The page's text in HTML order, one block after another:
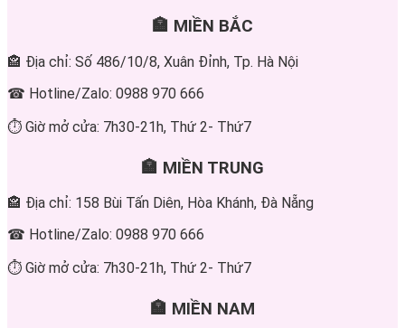
🏣 MIỀN BẮC
🏤 Địa chỉ: Số 486/10/8, Xuân Đỉnh, Tp. Hà Nội
☎ Hotline/Zalo: 0988 970 666
⏱ Giờ mở cửa: 7h30-21h, Thứ 2- Thứ7
🏣 MIỀN TRUNG
🏤 Địa chỉ: 158 Bùi Tấn Diên, Hòa Khánh, Đà Nẵng
☎ Hotline/Zalo: 0988 970 666
⏱ Giờ mở cửa: 7h30-21h, Thứ 2- Thứ7
🏣 MIỀN NAM